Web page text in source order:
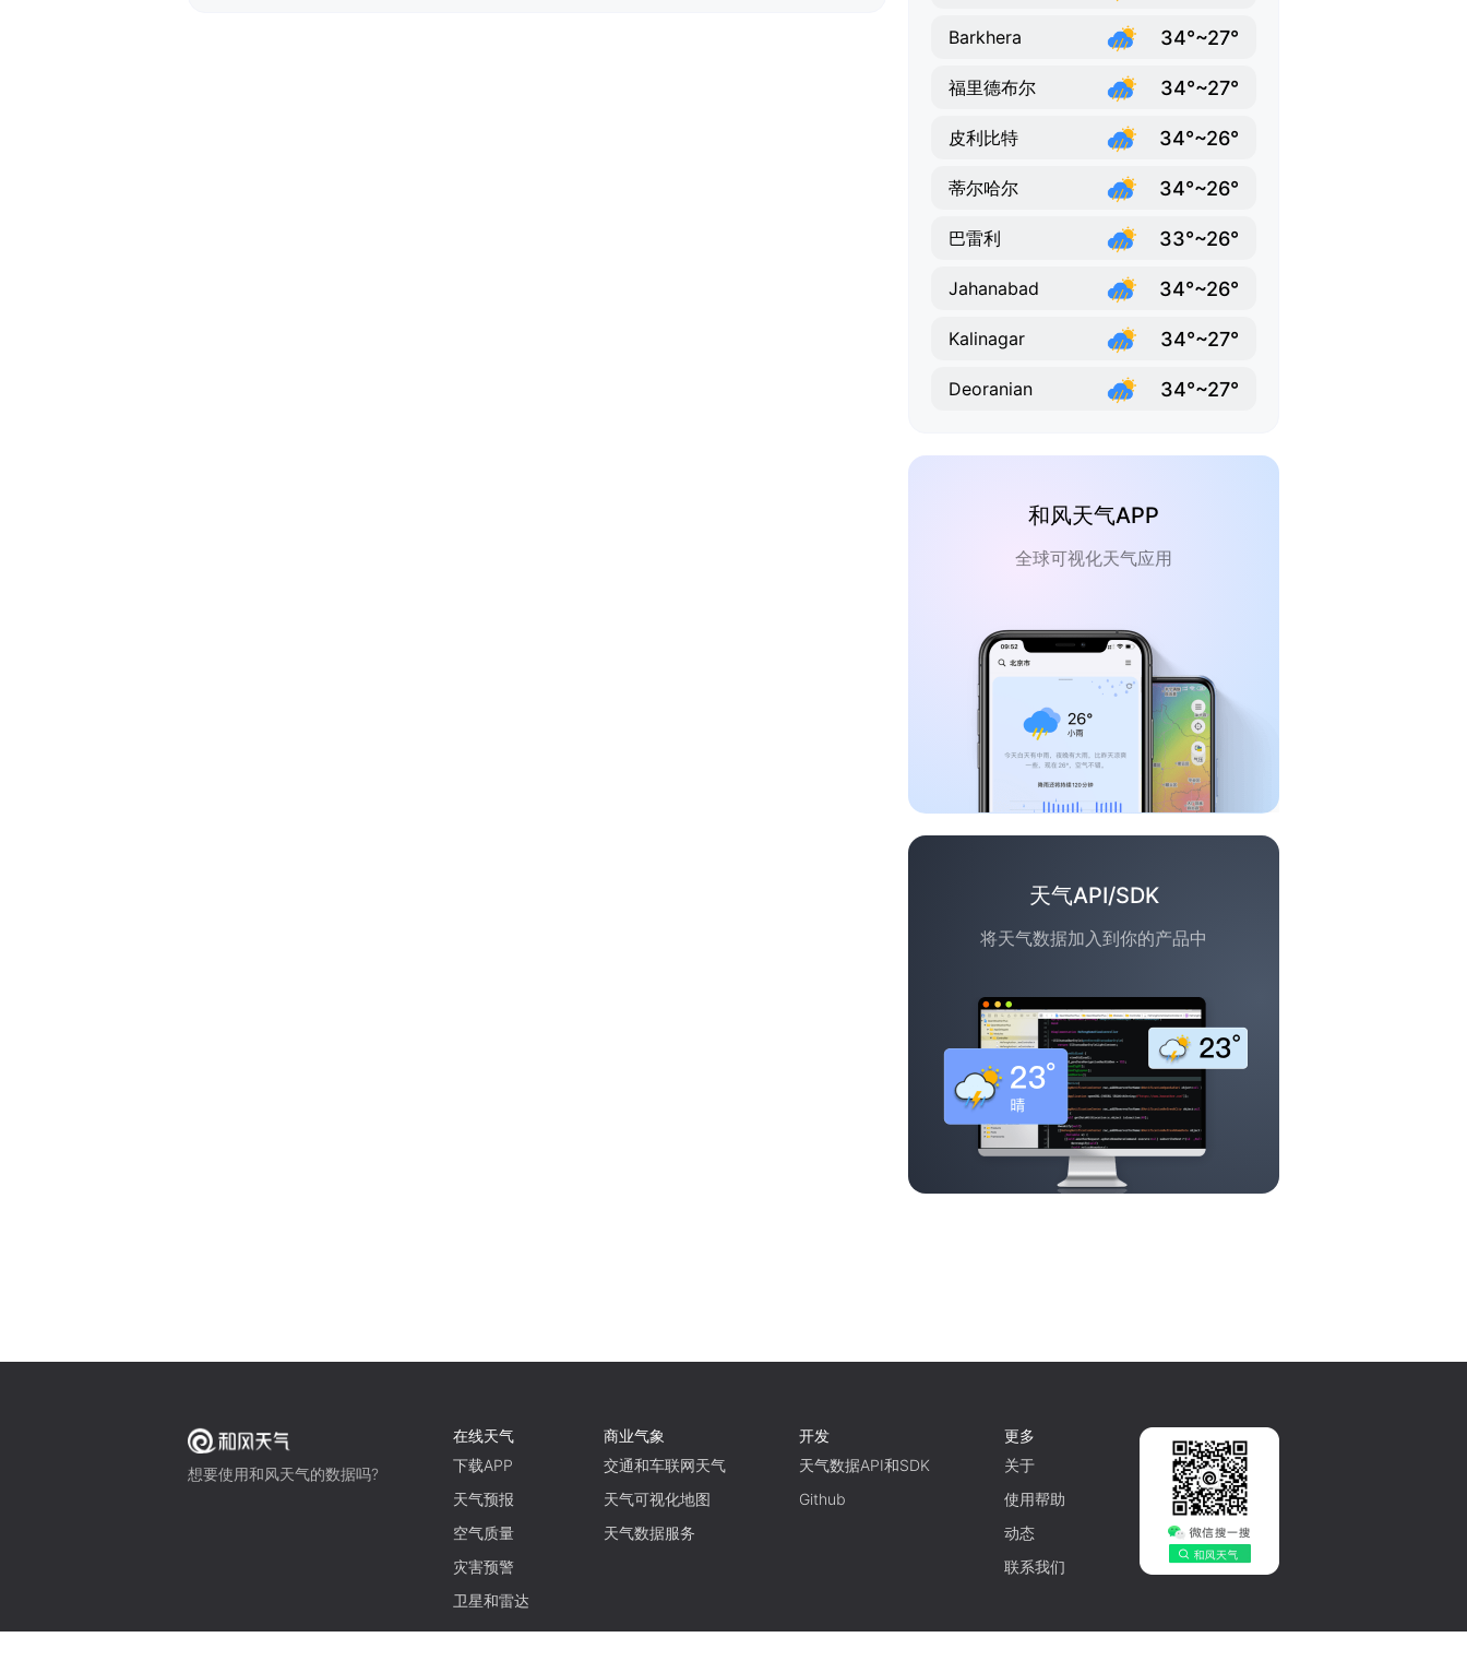
Barkhera 34°~27°
福里德布尔 34°~27°
皮利比特 34°~26°
蒂尔哈尔 34°~26°
巴雷利 33°~26°
Jahanabad 34°~26°
Kalinagar 34°~27°
Deoranian 34°~27°
和风天气APP
全球可视化天气应用
天气API/SDK
将天气数据加入到你的产品中
想要使用和风天气的数据吗?
在线天气
下载APP
天气预报
空气质量
灾害预警
卫星和雷达
商业气象
交通和车联网天气
天气可视化地图
天气数据服务
开发
天气数据API和SDK
Github
更多
关于
使用帮助
动态
联系我们